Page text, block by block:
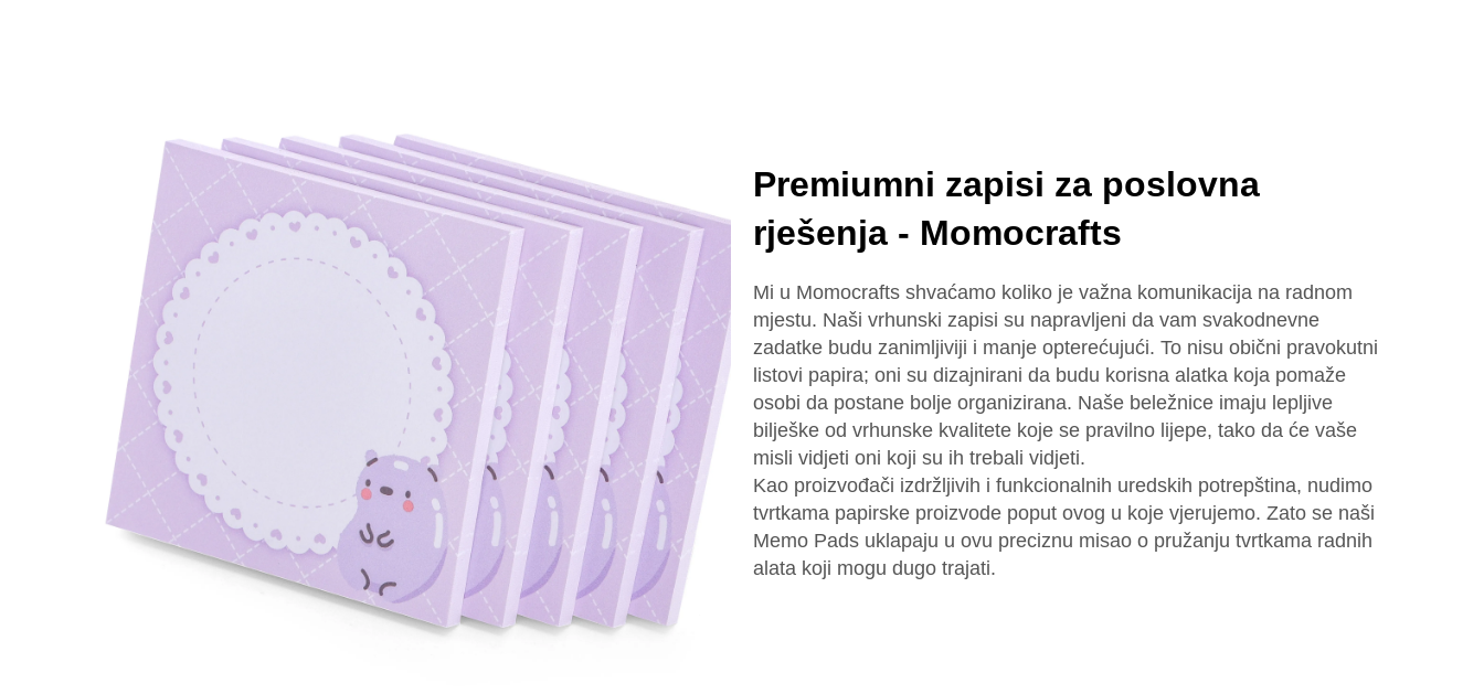
Premiumni zapisi za poslovna
rješenja - Momocrafts
Mi u Momocrafts shvaćamo koliko je važna komunikacija na radnom
mjestu. Naši vrhunski zapisi su napravljeni da vam svakodnevne
zadatke budu zanimljiviji i manje opterećujući. To nisu obični pravokutni
listovi papira; oni su dizajnirani da budu korisna alatka koja pomaže
osobi da postane bolje organizirana. Naše beležnice imaju lepljive
bilješke od vrhunske kvalitete koje se pravilno lijepe, tako da će vaše
misli vidjeti oni koji su ih trebali vidjeti.
Kao proizvođači izdržljivih i funkcionalnih uredskih potrepština, nudimo
tvrtkama papirske proizvode poput ovog u koje vjerujemo. Zato se naši
Memo Pads uklapaju u ovu preciznu misao o pružanju tvrtkama radnih
alata koji mogu dugo trajati.